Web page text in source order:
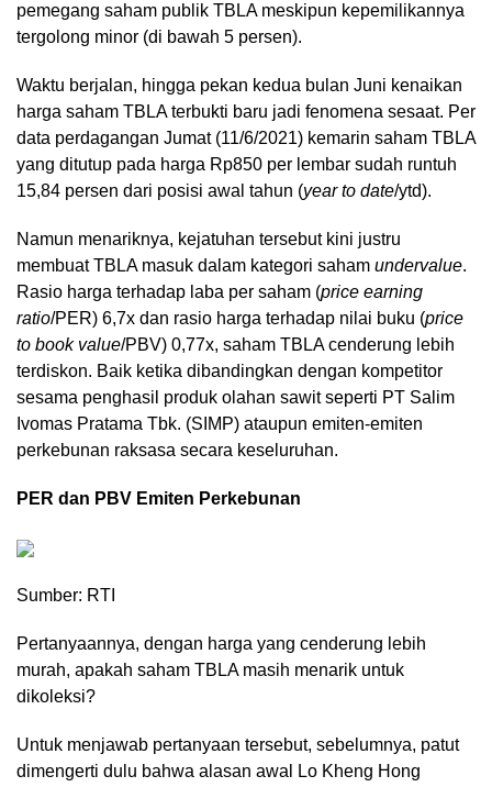
pemegang saham publik TBLA meskipun kepemilikannya
tergolong minor (di bawah 5 persen).
Waktu berjalan, hingga pekan kedua bulan Juni kenaikan
harga saham TBLA terbukti baru jadi fenomena sesaat. Per
data perdagangan Jumat (11/6/2021) kemarin saham TBLA
yang ditutup pada harga Rp850 per lembar sudah runtuh
15,84 persen dari posisi awal tahun (year to date/ytd).
Namun menariknya, kejatuhan tersebut kini justru
membuat TBLA masuk dalam kategori saham undervalue.
Rasio harga terhadap laba per saham (price earning
ratio/PER) 6,7x dan rasio harga terhadap nilai buku (price
to book value/PBV) 0,77x, saham TBLA cenderung lebih
terdiskon. Baik ketika dibandingkan dengan kompetitor
sesama penghasil produk olahan sawit seperti PT Salim
Ivomas Pratama Tbk. (SIMP) ataupun emiten-emiten
perkebunan raksasa secara keseluruhan.
PER dan PBV Emiten Perkebunan
Sumber: RTI
Pertanyaannya, dengan harga yang cenderung lebih
murah, apakah saham TBLA masih menarik untuk
dikoleksi?
Untuk menjawab pertanyaan tersebut, sebelumnya, patut
dimengerti dulu bahwa alasan awal Lo Kheng Hong